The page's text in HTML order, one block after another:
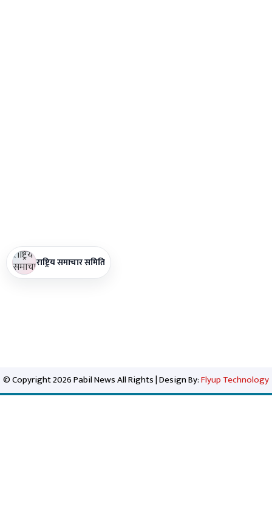
राष्ट्रिय समाचार समिति
© Copyright 2026 Pabil News All Rights | Design By:Flyup Technology